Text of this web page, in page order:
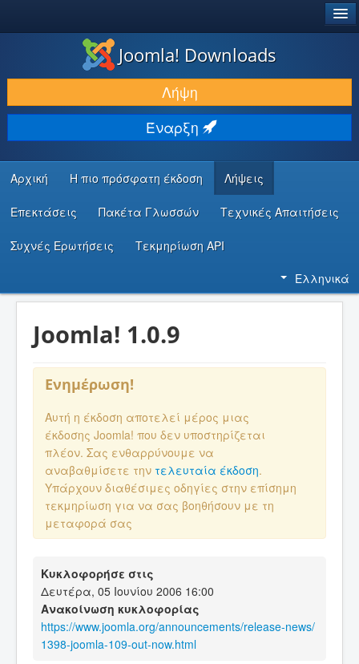
ΛΉΨΕΙΣ & ΕΠΕΚΤΆΣΕΙΣ
ΕΎΡΕΣΗ & ΜΆΘΗΣΗ
ΚΟΙΝΌΤΗΤΑ & ΥΠΟΣΤΉΡΙΞΗ
ΠΌΡΟΙ ΠΡΟΓΡΑΜΜΑΤΙΣΤΏΝ
Joomla! Downloads
Λήψη
Έναρξη
Αρχική Η πιο πρόσφατη έκδοση Λήψεις
Επεκτάσεις Πακέτα Γλωσσών Τεχνικές Απαιτήσεις
Συχνές Ερωτήσεις Τεκμηρίωση API
Ελληνικά
Joomla! 1.0.9
Ενημέρωση!
Αυτή η έκδοση αποτελεί μέρος μιας
έκδοσης Joomla! που δεν υποστηρίζεται
πλέον. Σας ενθαρρύνουμε να
αναβαθμίσετε την τελευταία έκδοση.
Υπάρχουν διαθέσιμες οδηγίες στην επίσημη
τεκμηρίωση για να σας βοηθήσουν με τη
μεταφορά σας
Κυκλοφορήσε στις
Δευτέρα, 05 Ιουνίου 2006 16:00
Ανακοίνωση κυκλοφορίας
https://www.joomla.org/announcements/release-news/
1398-joomla-109-out-now.html